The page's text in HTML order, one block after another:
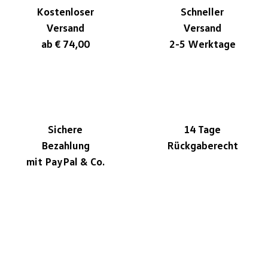
Kostenloser
Versand
ab € 74,00
Schneller
Versand
2-5 Werktage
Sichere
Bezahlung
mit PayPal & Co.
14 Tage
Rückgaberecht